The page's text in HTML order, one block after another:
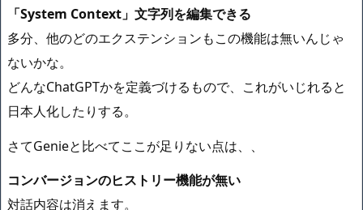
「System Context」文字列を編集できる
多分、他のどのエクステンションもこの機能は無いんじゃ
ないかな。
どんなChatGPTかを定義づけるもので、これがいじれると
日本人化したりする。
さてGenieと比べてここが足りない点は、、
コンバージョンのヒストリー機能が無い
対話内容は消えます。